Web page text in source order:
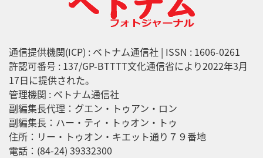
通信提供機関(ICP) : ベトナム通信社 | ISSN : 1606-0261
許認可番号 : 137/GP-BTTTT文化通信省により2022年3月
17日に提供された。
管理機関 : ベトナム通信社
副編集長代理：グエン・トゥアン・ロン
副編集長：ハー・ティ・トゥオン・トゥ
住所：リー・トゥオン・キエット通り７９番地
電話：(84-24) 39332300